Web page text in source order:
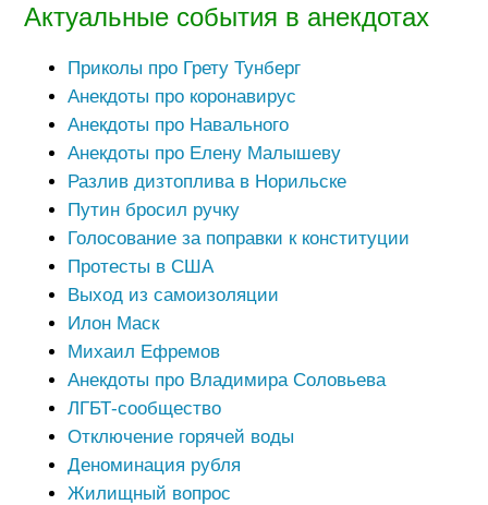
Актуальные события в анекдотах
Приколы про Грету Тунберг
Анекдоты про коронавирус
Анекдоты про Навального
Анекдоты про Елену Малышеву
Разлив дизтоплива в Норильске
Путин бросил ручку
Голосование за поправки к конституции
Протесты в США
Выход из самоизоляции
Илон Маск
Михаил Ефремов
Анекдоты про Владимира Соловьева
ЛГБТ-сообщество
Отключение горячей воды
Деноминация рубля
Жилищный вопрос